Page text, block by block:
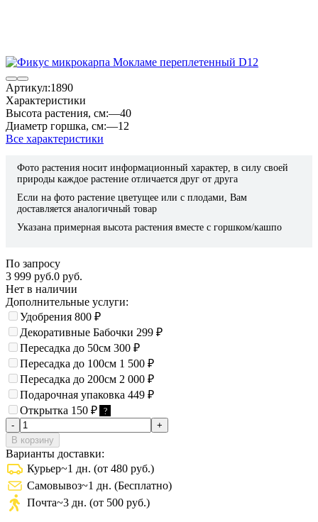
Артикул:1890
Характеристики
Высота растения, см:—40
Диаметр горшка, см:—12
Все характеристики
Фото растения носит информационный характер, в силу своей
природы каждое растение отличается друг от друга
Если на фото растение цветущее или с плодами, Вам
доставляется аналогичный товар
Указана примерная высота растения вместе с горшком/кашпо
По запросу
3 999 руб.0 руб.
Нет в наличии
Дополнительные услуги:
Удобрения 800 ₽
Декоративные Бабочки 299 ₽
Пересадка до 50см 300 ₽
Пересадка до 100см 1 500 ₽
Пересадка до 200см 2 000 ₽
Подарочная упаковка 449 ₽
Открытка 150 ₽ ?
-
+
В корзину
Варианты доставки:
Курьер~1 дн. (от 480 руб.)
Самовывоз~1 дн. (Бесплатно)
Почта~3 дн. (от 500 руб.)